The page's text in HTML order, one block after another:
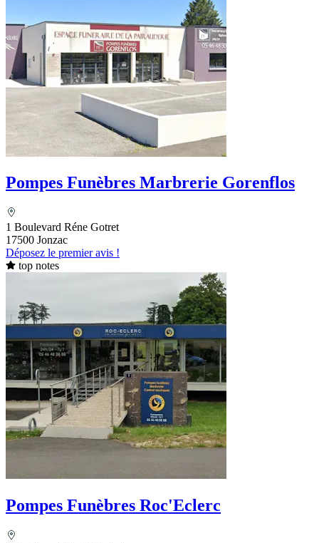
Pompes Funèbres Marbrerie Gorenflos
1 Boulevard Réne Gotret
17500 Jonzac
Déposez le premier avis !
top notes
Pompes Funèbres Roc'Eclerc